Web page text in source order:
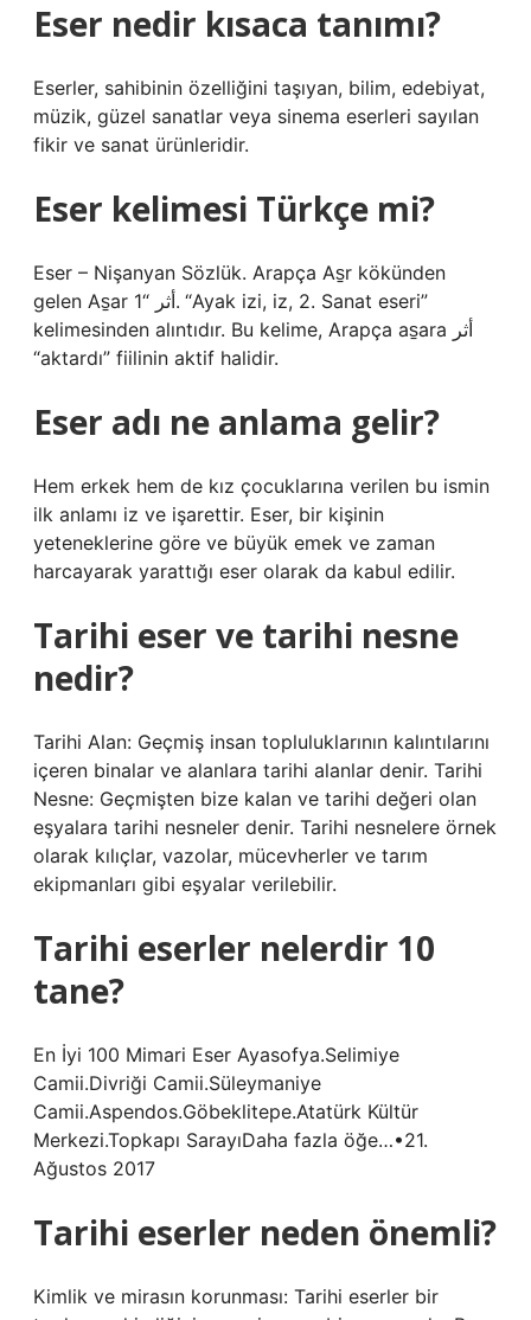
Eser nedir kısaca tanımı?
Eserler, sahibinin özelliğini taşıyan, bilim, edebiyat,
müzik, güzel sanatlar veya sinema eserleri sayılan
fikir ve sanat ürünleridir.
Eser kelimesi Türkçe mi?
Eser – Nişanyan Sözlük. Arapça As̠r kökünden
gelen As̠ar أثر “1. “Ayak izi, iz, 2. Sanat eseri”
kelimesinden alıntıdır. Bu kelime, Arapça as̠ara أثر
“aktardı” fiilinin aktif halidir.
Eser adı ne anlama gelir?
Hem erkek hem de kız çocuklarına verilen bu ismin
ilk anlamı iz ve işarettir. Eser, bir kişinin
yeteneklerine göre ve büyük emek ve zaman
harcayarak yarattığı eser olarak da kabul edilir.
Tarihi eser ve tarihi nesne
nedir?
Tarihi Alan: Geçmiş insan topluluklarının kalıntılarını
içeren binalar ve alanlara tarihi alanlar denir. Tarihi
Nesne: Geçmişten bize kalan ve tarihi değeri olan
eşyalara tarihi nesneler denir. Tarihi nesnelere örnek
olarak kılıçlar, vazolar, mücevherler ve tarım
ekipmanları gibi eşyalar verilebilir.
Tarihi eserler nelerdir 10
tane?
En İyi 100 Mimari Eser Ayasofya.Selimiye
Camii.Divriği Camii.Süleymaniye
Camii.Aspendos.Göbeklitepe.Atatürk Kültür
Merkezi.Topkapı SarayıDaha fazla öğe…•21.
Ağustos 2017
Tarihi eserler neden önemli?
Kimlik ve mirasın korunması: Tarihi eserler bir